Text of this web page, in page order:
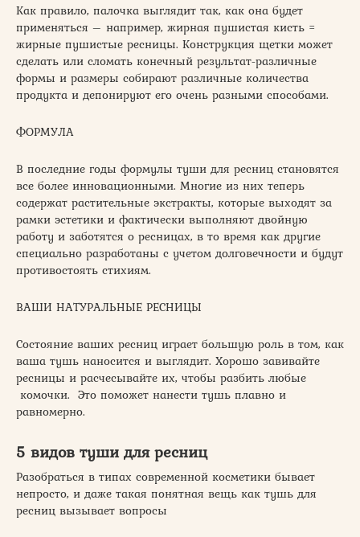
Как правило, палочка выглядит так, как она будет
применяться – например, жирная пушистая кисть =
жирные пушистые ресницы. Конструкция щетки может
сделать или сломать конечный результат-различные
формы и размеры собирают различные количества
продукта и депонируют его очень разными способами.
ФОРМУЛА
В последние годы формулы туши для ресниц становятся
все более инновационными. Многие из них теперь
содержат растительные экстракты, которые выходят за
рамки эстетики и фактически выполняют двойную
работу и заботятся о ресницах, в то время как другие
специально разработаны с учетом долговечности и будут
противостоять стихиям.
ВАШИ НАТУРАЛЬНЫЕ РЕСНИЦЫ
Состояние ваших ресниц играет большую роль в том, как
ваша тушь наносится и выглядит. Хорошо завивайте
ресницы и расчесывайте их, чтобы разбить любые
комочки. Это поможет нанести тушь плавно и
равномерно.
5 видов туши для ресниц
Разобраться в типах современной косметики бывает
непросто, и даже такая понятная вещь как тушь для
ресниц вызывает вопросы